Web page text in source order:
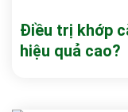
Điều trị khớp
hiệu quả cao?